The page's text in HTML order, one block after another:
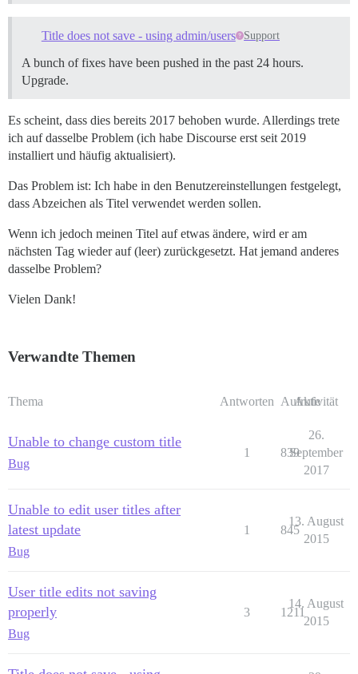
Title does not save - using admin/users Support
A bunch of fixes have been pushed in the past 24 hours.
Upgrade.
Es scheint, dass dies bereits 2017 behoben wurde. Allerdings trete
ich auf dasselbe Problem (ich habe Discourse erst seit 2019
installiert und häufig aktualisiert).
Das Problem ist: Ich habe in den Benutzereinstellungen festgelegt,
dass Abzeichen als Titel verwendet werden sollen.
Wenn ich jedoch meinen Titel auf etwas ändere, wird er am
nächsten Tag wieder auf (leer) zurückgesetzt. Hat jemand anderes
dasselbe Problem?
Vielen Dank!
Verwandte Themen
Thema Antworten Aufrufe
Aktivität
Unable to change custom title
Bug
1 839
26.
September
2017
Unable to edit user titles after
latest update
Bug
1 845
13. August
2015
User title edits not saving
properly
Bug
3 1211
14. August
2015